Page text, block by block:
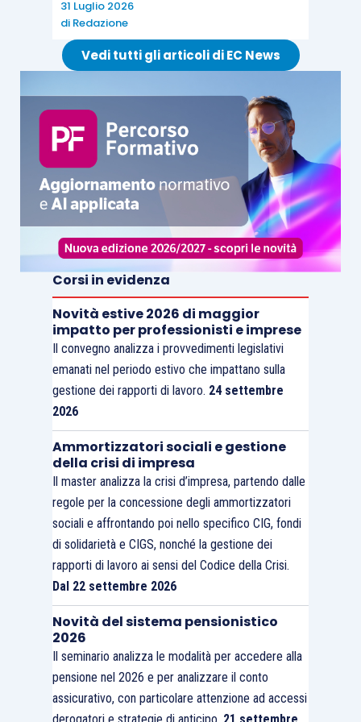
31 Luglio 2026
di Redazione
Vedi tutti gli articoli di EC News
Corsi in evidenza
Novità estive 2026 di maggior
impatto per professionisti e imprese
Il convegno analizza i provvedimenti legislativi
emanati nel periodo estivo che impattano sulla
gestione dei rapporti di lavoro. 24 settembre
2026
Ammortizzatori sociali e gestione
della crisi di impresa
Il master analizza la crisi d’impresa, partendo dalle
regole per la concessione degli ammortizzatori
sociali e affrontando poi nello specifico CIG, fondi
di solidarietà e CIGS, nonché la gestione dei
rapporti di lavoro ai sensi del Codice della Crisi.
Dal 22 settembre 2026
Novità del sistema pensionistico
2026
Il seminario analizza le modalità per accedere alla
pensione nel 2026 e per analizzare il conto
assicurativo, con particolare attenzione ad accessi